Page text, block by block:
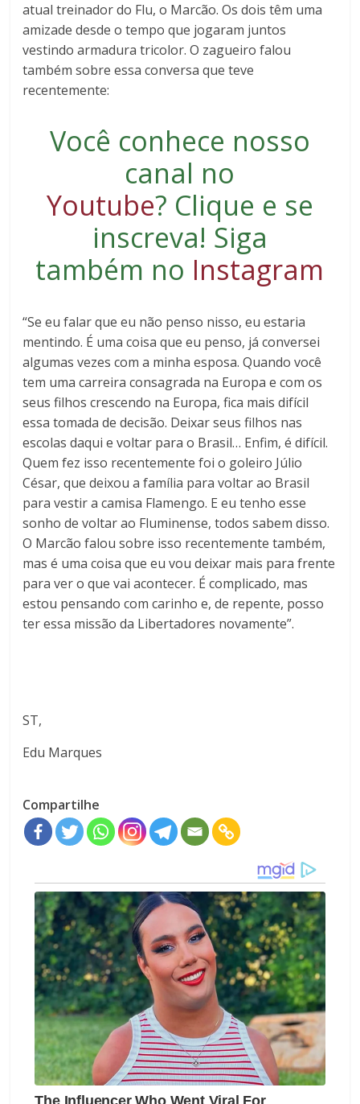
atual treinador do Flu, o Marcão. Os dois têm uma
amizade desde o tempo que jogaram juntos
vestindo armadura tricolor. O zagueiro falou
também sobre essa conversa que teve
recentemente:
Você conhece nosso
canal no
Youtube? Clique e se
inscreva! Siga
também no Instagram
“Se eu falar que eu não penso nisso, eu estaria
mentindo. É uma coisa que eu penso, já conversei
algumas vezes com a minha esposa. Quando você
tem uma carreira consagrada na Europa e com os
seus filhos crescendo na Europa, fica mais difícil
essa tomada de decisão. Deixar seus filhos nas
escolas daqui e voltar para o Brasil… Enfim, é difícil.
Quem fez isso recentemente foi o goleiro Júlio
César, que deixou a família para voltar ao Brasil
para vestir a camisa Flamengo. E eu tenho esse
sonho de voltar ao Fluminense, todos sabem disso.
O Marcão falou sobre isso recentemente também,
mas é uma coisa que eu vou deixar mais para frente
para ver o que vai acontecer. É complicado, mas
estou pensando com carinho e, de repente, posso
ter essa missão da Libertadores novamente”.
ST,
Edu Marques
Compartilhe